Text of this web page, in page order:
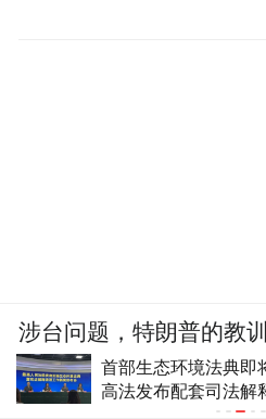
首部生态环境法典即
高法发布配套司法解
涉台问题，特朗普的教
没吃够